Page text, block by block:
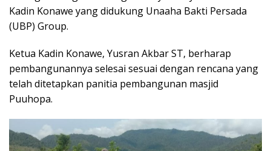
Kadin Konawe yang didukung Unaaha Bakti Persada
(UBP) Group.
Ketua Kadin Konawe, Yusran Akbar ST, berharap
pembangunannya selesai sesuai dengan rencana yang
telah ditetapkan panitia pembangunan masjid
Puuhopa.